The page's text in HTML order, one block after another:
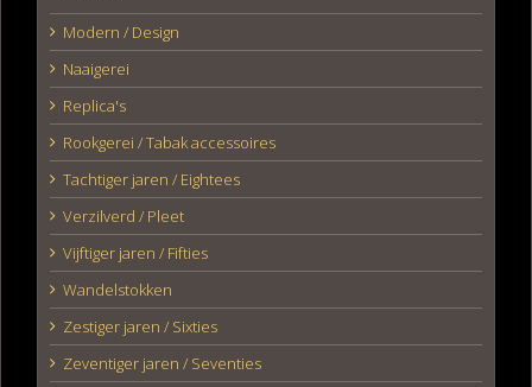
Modern / Design
Naaigerei
Replica's
Rookgerei / Tabak accessoires
Tachtiger jaren / Eightees
Verzilverd / Pleet
Vijftiger jaren / Fifties
Wandelstokken
Zestiger jaren / Sixties
Zeventiger jaren / Seventies